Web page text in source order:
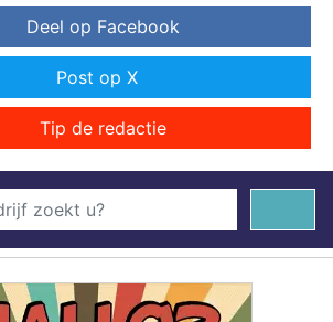
Deel op Facebook
Post op X
Tip de redactie